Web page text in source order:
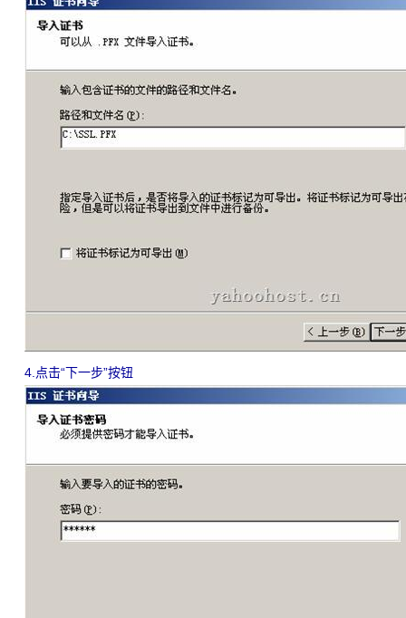
4.点击“下一步”按钮